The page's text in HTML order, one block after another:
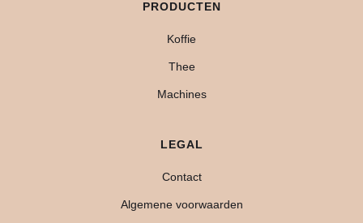
PRODUCTEN
Koffie
Thee
Machines
LEGAL
Contact
Algemene voorwaarden